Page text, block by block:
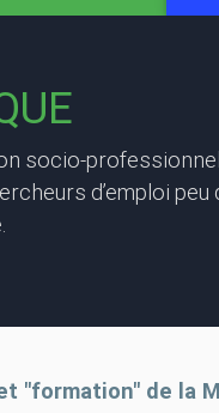
socio-
d’emploi peu
"formation" de la